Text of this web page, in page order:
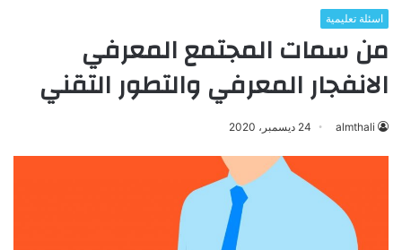
اسئلة تعليمية
من سمات المجتمع المعرفي
الانفجار المعرفي والتطور التقني
almthali 24 ديسمبر، 2020